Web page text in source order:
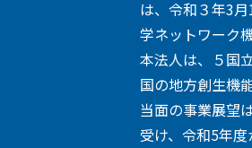
は、令和３年3
学ネットワーク
本法人は、５国
国の地方創生機
当面の事業展望
受け、令和5年